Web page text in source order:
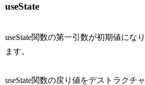
useState
useState関数の第一引数が初期値になり
ます。
useState関数の戻り値をデストラクチャ